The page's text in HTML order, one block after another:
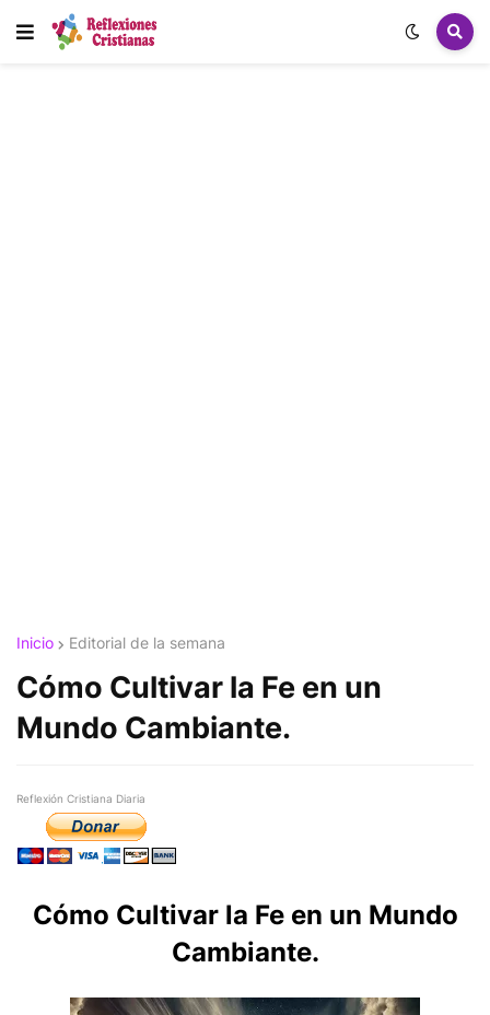
Inicio Editorial de la semana
Cómo Cultivar la Fe en un
Mundo Cambiante.
Reflexión Cristiana Diaria
Cómo Cultivar la Fe en un Mundo
Cambiante.